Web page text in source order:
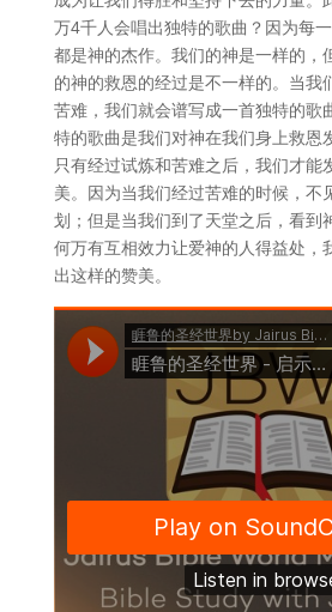
万4千人会唱出独特的歌曲？因为每
都是神的杰作。我们的神是一样的，
的神的救恩的经过是不一样的。当我
苦难，我们就会谱写成一首独特的歌
特的歌曲是我们对神在我们身上救恩
只有经过试炼和苦难之后，我们才能
美。因为当我们经过苦难的时候，不
划；但是当我们到了天堂之后，看到
何万有互相效力让爱神的人得益处，
出这样的赞美。